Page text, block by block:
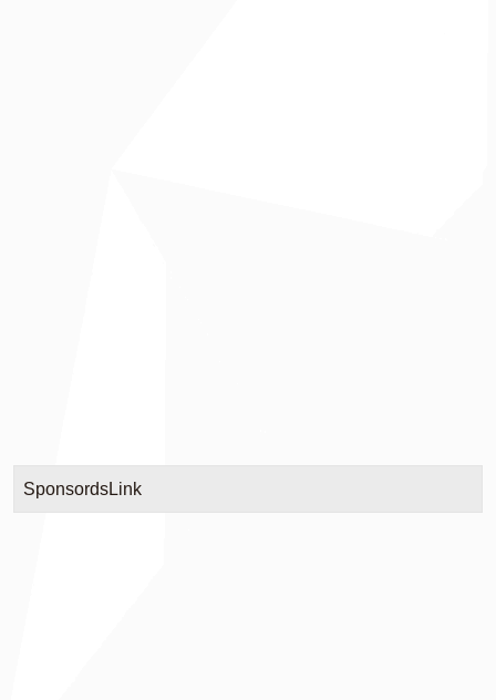
SponsordsLink